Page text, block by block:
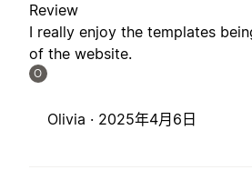
Review
I really enjoy the templates
of the website.
O
Olivia · 2025年4月6日